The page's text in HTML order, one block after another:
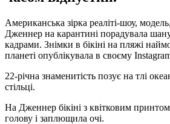
Американська зірка реаліті-шоу,
Дженнер на карантині порадувала
кадрами. Знімки в бікіні на пляжі
планеті опублікувала в своєму
22-річна знаменитість позує на тлі
стільці.
На Дженнер бікіні з квітковим
голову і заплющила очі.